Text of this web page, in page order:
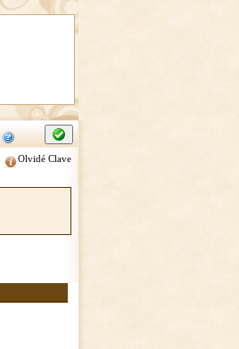
Olvidé Clave